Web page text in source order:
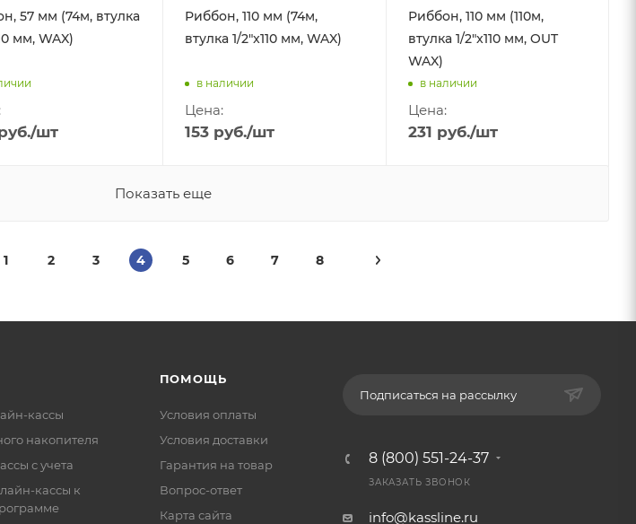
57 мм (74м, втулка
мм, WAX)
/шт
Риббон, 110 мм (74м,
втулка 1/2"x110 мм, WAX)
в наличии
Цена:
153 руб./шт
Риббон, 110 мм (110м,
втулка 1/2"x110 мм, OUT
WAX)
в наличии
Цена:
231 руб./шт
Показать еще
1 2 3 4 5 6 7 8
кассы
накопителя
с учета
кассы к
ПОМОЩЬ
Условия оплаты
Условия доставки
Гарантия на товар
Вопрос-ответ
Карта сайта
Подписаться на рассылку
8 (800) 551-24-37
ЗАКАЗАТЬ ЗВОНОК
info@kassline.ru